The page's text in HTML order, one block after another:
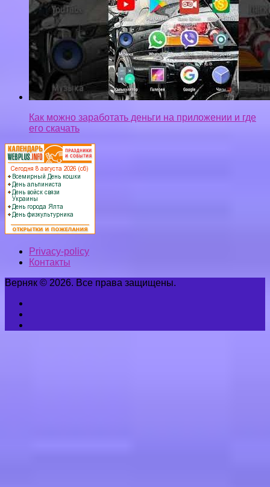
Как можно заработать деньги на приложении и где
его скачать
Privacy-policy
Контакты
Верняк © 2026. Все права защищены.